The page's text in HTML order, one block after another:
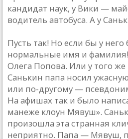
кандидат наук, у Вики —
водитель автобуса. А у
Пусть так! Но если бы у
нормальные имя и
Олега Попова. Или у того же
Санькин папа носил
или по-другому —
На афишах так и было
манеже клоун Мявуш».
произошла эта странная
неприятно. Папа — Мявуш,